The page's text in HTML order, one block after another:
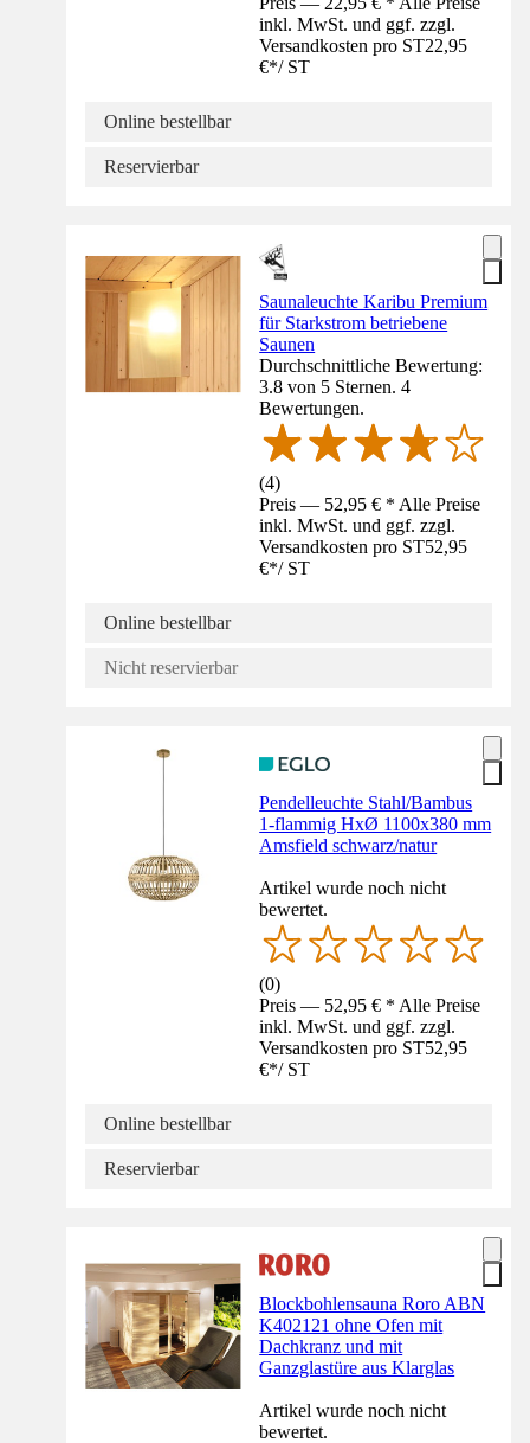
inkl. MwSt. und ggf. zzgl.
Versandkosten pro ST22,95
€*/ ST
Online bestellbar
Reservierbar
Saunaleuchte Karibu Premium
für Starkstrom betriebene
Saunen
Durchschnittliche Bewertung:
3.8 von 5 Sternen. 4
Bewertungen.
(4)
Preis — 52,95 € * Alle Preise
inkl. MwSt. und ggf. zzgl.
Versandkosten pro ST52,95
€*/ ST
Online bestellbar
Nicht reservierbar
Pendelleuchte Stahl/Bambus
1-flammig HxØ 1100x380 mm
Amsfield schwarz/natur
Artikel wurde noch nicht
bewertet.
(0)
Preis — 52,95 € * Alle Preise
inkl. MwSt. und ggf. zzgl.
Versandkosten pro ST52,95
€*/ ST
Online bestellbar
Reservierbar
Blockbohlensauna Roro ABN
K402121 ohne Ofen mit
Dachkranz und mit
Ganzglastüre aus Klarglas
Artikel wurde noch nicht
bewertet.